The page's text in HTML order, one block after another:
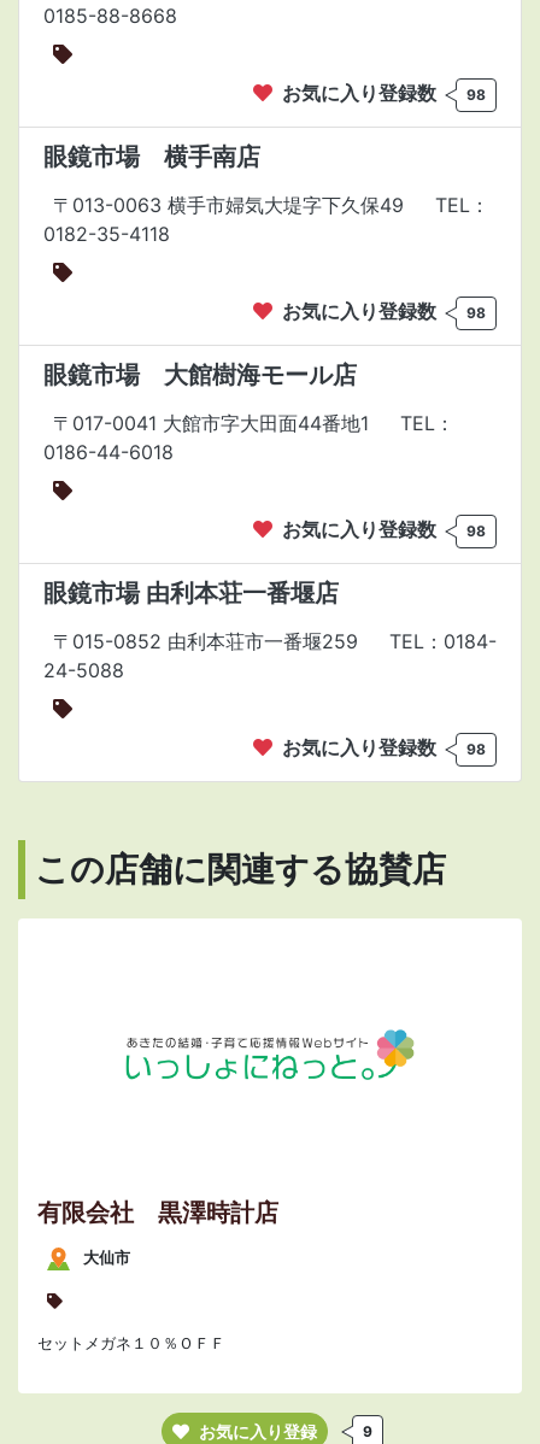
0185-88-8668
お気に入り登録数 98
眼鏡市場 横手南店
〒013-0063 横手市婦気大堤字下久保49
TEL：
0182-35-4118
お気に入り登録数 98
眼鏡市場 大館樹海モール店
〒017-0041 大館市字大田面44番地1
TEL：
0186-44-6018
お気に入り登録数 98
眼鏡市場 由利本荘一番堰店
〒015-0852 由利本荘市一番堰259
TEL：0184-
24-5088
お気に入り登録数 98
この店舗に関連する協賛店
有限会社 黒澤時計店
大仙市
セットメガネ１０％ＯＦＦ
お気に入り登録 9